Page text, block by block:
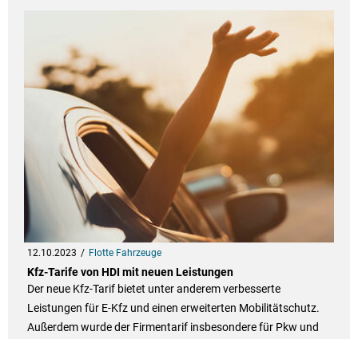
12.10.2023 Flotte Fahrzeuge
Kfz-Tarife von HDI mit neuen Leistungen
Der neue Kfz-Tarif bietet unter anderem verbesserte
Leistungen für E-Kfz und einen erweiterten Mobilitätschutz.
Außerdem wurde der Firmentarif insbesondere für Pkw und